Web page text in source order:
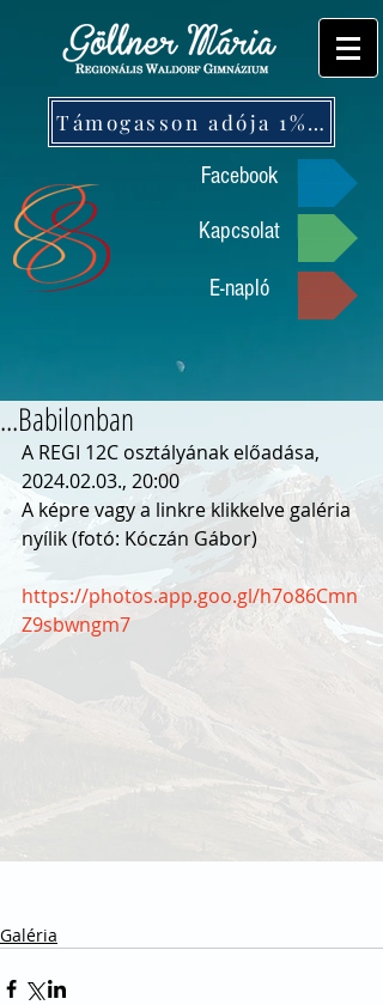
Támogasson adója 1%-ával!
Facebook
Kapcsolat
E-napló
...Babilonban
A REGI 12C osztályának előadása,
2024.02.03., 20:00
A képre vagy a linkre klikkelve galéria
nyílik (fotó: Kóczán Gábor)
https://photos.app.goo.gl/h7o86Cmn
Z9sbwngm7
Galéria